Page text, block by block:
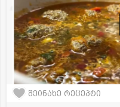
შეინახე რეცეპტი